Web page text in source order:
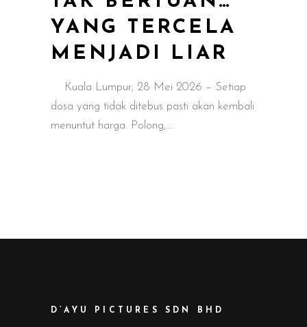
YANG TERCELA
MENJADI LIAR
Kuala Lumpur, 28 Mei 2026 – Setiap
dosa yang tidak ditebus pasti akan kembali
menuntut harga. Polong,
D’AYU PICTURES SDN BHD